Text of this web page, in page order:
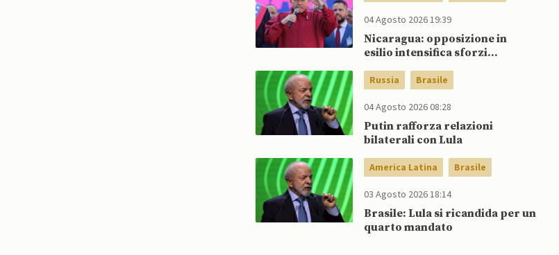
04 Agosto 2026 19:39
Nicaragua: opposizione in
esilio intensifica sforzi
pressione internazionale
Russia Brasile
04 Agosto 2026 08:28
Putin rafforza relazioni
bilaterali con Lula
America Latina Brasile
03 Agosto 2026 18:14
Brasile: Lula si ricandida per un
quarto mandato